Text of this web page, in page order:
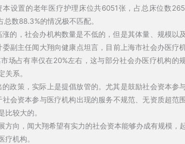
设置的老年医疗护理床位共6051张，占总床位数
数88.3%的情况极不匹配。
的，社会办机构数量是不低的，但是其体量、规模以
副主任闻大翔向健康点坦言，目前上海市社会办医疗
场占有率仅在20%左右，这与部分社会办医疗机构的规
系。
政策，实际上是提倡放管的。尤其是鼓励社会资本参
会资本参与医疗机构出现的服务不规范、无资质超范
较大的。
方向，闻大翔希望有实力的社会资本能够办成有规模，
机构。